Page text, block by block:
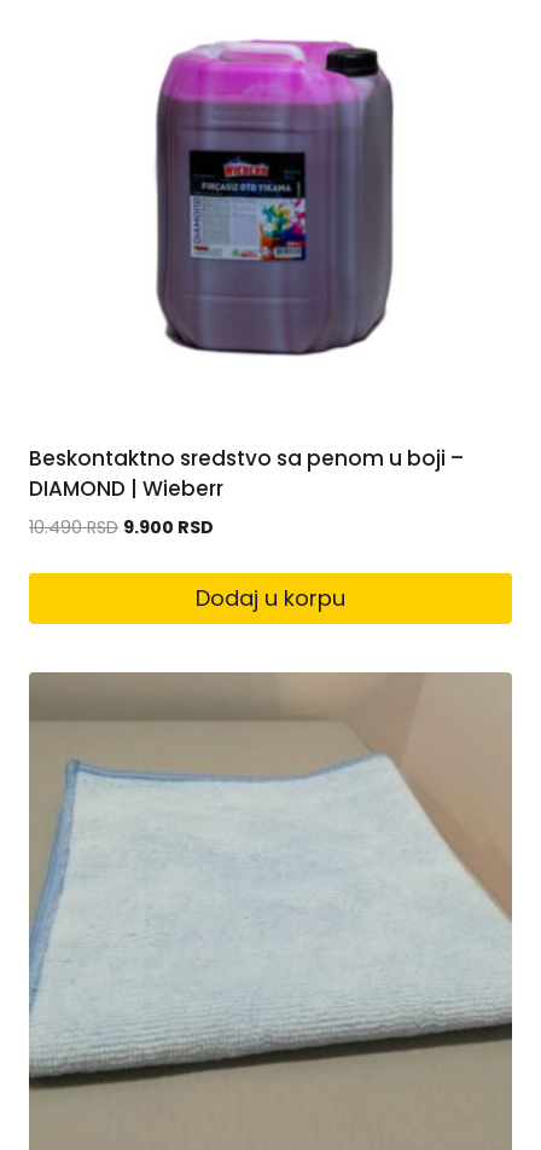
Beskontaktno sredstvo sa penom u boji –
DIAMOND | Wieberr
10.490RSD 9.900 RSD
Dodaj u korpu